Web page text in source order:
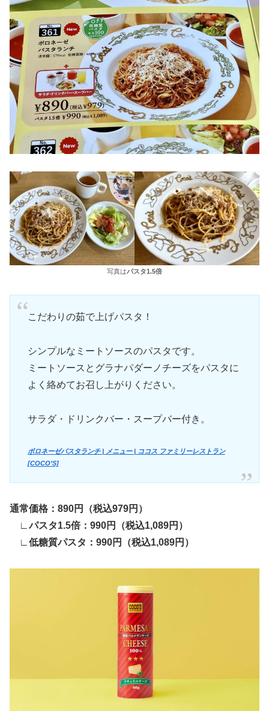
写真はパスタ1.5倍
こだわりの茹で上げパスタ！
シンプルなミートソースのパスタです。
ミートソースとグラナパダーノチーズをパスタに
よく絡めてお召し上がりください。
サラダ・ドリンクバー・スープバー付き。
ボロネーゼパスタランチ | メニュー | ココス ファミリーレストラン
[COCO’S]
通常価格：890円（税込979円）
∟パスタ1.5倍：990円（税込1,089円）
∟ 低糖質パスタ ：990円（税込1,089円）